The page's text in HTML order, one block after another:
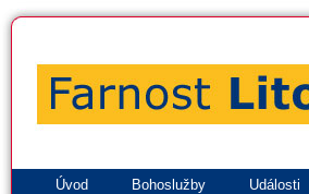
Úvod Bohoslužby Události